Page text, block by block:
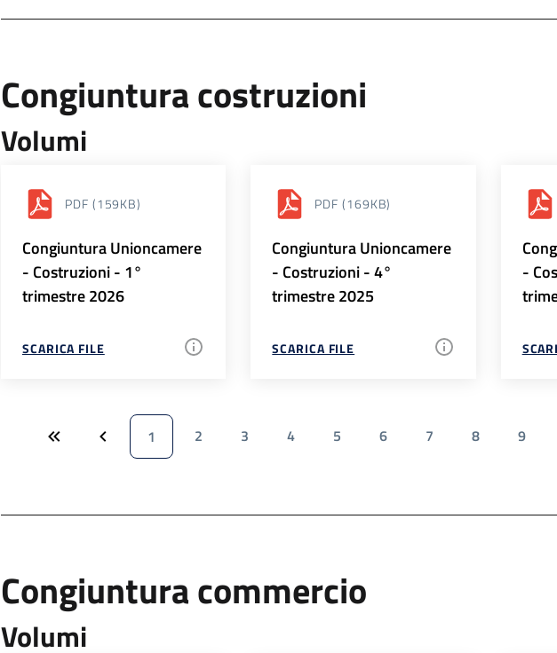
Congiuntura costruzioni
Volumi
PDF (159KB)
Congiuntura Unioncamere
- Costruzioni - 1°
trimestre 2026
SCARICA FILE
PDF (169KB)
Congiuntura Unioncamere
- Costruzioni - 4°
trimestre 2025
SCARICA FILE
-
1 2 3 4 5 6 7 8 9
Congiuntura commercio
Volumi